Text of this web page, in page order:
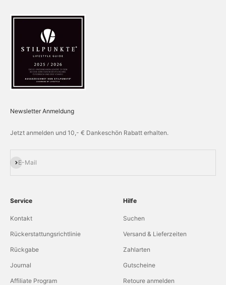
Newsletter Anmeldung
Jetzt anmelden und 10,- € Dankeschön Rabatt erhalten.
E-Mail
Abonnieren
Service
Kontakt
Rückerstattungsrichtlinie
Rückgabe
Journal
Affiliate Program
Hilfe
Suchen
Versand & Lieferzeiten
Zahlarten
Gutscheine
Retoure anmelden